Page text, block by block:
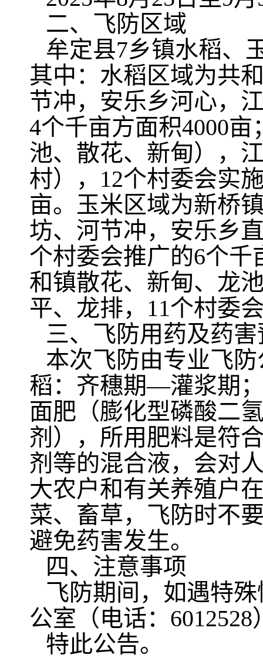
二、飞防区域
牟定县7乡镇水稻、
其中：水稻区域为共
节冲，安乐乡河心，
4个千亩方面积4000
池、散花、新甸），
村），12个村委会实
亩。玉米区域为新桥
坊、河节冲，安乐乡
个村委会推广的6个千
和镇散花、新甸、龙
平、龙排，11个村委
三、飞防用药及药
本次飞防由专业飞
稻：齐穗期—灌浆期
面肥（膨化型磷酸二
剂），所用肥料是符
剂等的混合液，会对
大农户和有关养殖户
菜、畜草，飞防时不
避免药害发生。
四、注意事项
飞防期间，如遇特
公室（电话：6012528
特此公告。